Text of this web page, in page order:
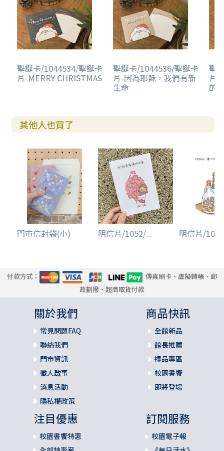
聖誕卡/1044534/聖誕卡
片-MERRY CHRISTMAS
聖誕卡/1044536/聖誕卡
片-因為耶穌，我們有新
生命
聖
片-
的
其他人也買了
門市信封袋(小) 明信片/1052/... 明信片/
付款方式：
傳真刷卡、虛擬轉帳、郵
政劃撥、超商取貨付款
關於我們
常見問題FAQ
聯絡我們
門市資訊
徵人啟事
消息活動
隱私權政策
商品快訊
全館新品
館長推薦
禮品專區
校園書饗
即將登場
注目優惠
校園書饗特惠
訂閱服務
校園電子報